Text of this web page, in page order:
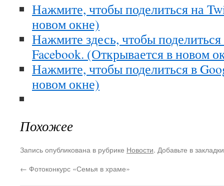
Нажмите, чтобы поделиться на
новом окне)
Нажмите здесь, чтобы
Facebook. (Открывается в новом
Нажмите, чтобы поделиться в
новом окне)
Похожее
Запись опубликована в рубрике Новости. Добавьте в
← Фотоконкурс «Семья в храме»